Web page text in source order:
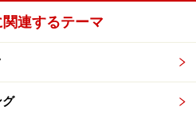
生した際に、贈与の非課税枠
います。
さら『実は親のお金でした』
連するテーマ
グ